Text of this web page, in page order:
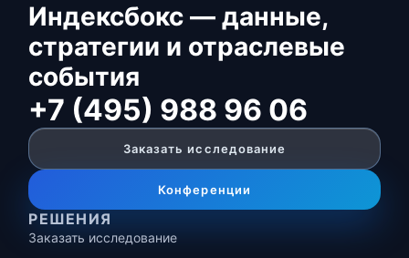
Индексбокс — данные,
стратегии и отраслевые
события
+7 (495) 988 96 06
Заказать исследование
Конференции
РЕШЕНИЯ
Заказать исследование